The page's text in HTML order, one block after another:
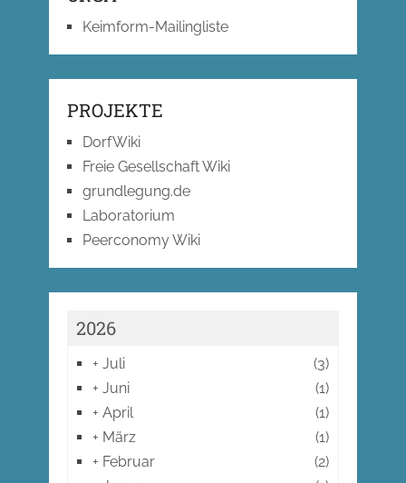
Keimform-Mailingliste
PROJEKTE
DorfWiki
Freie Gesellschaft Wiki
grundlegung.de
Laboratorium
Peerconomy Wiki
2026
+ Juli
(3)
+ Juni
(1)
+ April
(1)
+ März
(1)
+ Februar
(2)